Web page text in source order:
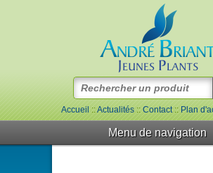
Accueil::Actualités::Contact::Plan
Menu de navigation